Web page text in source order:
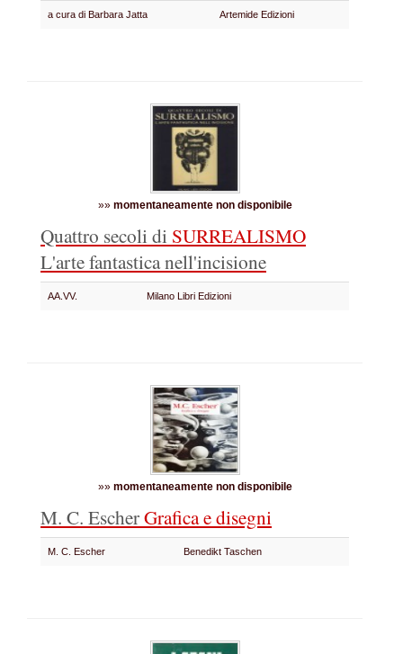
a cura di Barbara Jatta Artemide Edizioni
»» momentaneamente non disponibile
Quattro secoli di SURREALISMO
L'arte fantastica nell'incisione
AA.VV. Milano Libri Edizioni
»» momentaneamente non disponibile
M. C. EscherGrafica e disegni
M. C. Escher Benedikt Taschen